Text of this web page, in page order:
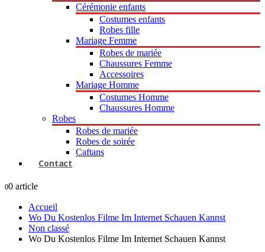
Cérémonie enfants
Costumes enfants
Robes fille
Mariage Femme
Robes de mariée
Chaussures Femme
Accessoires
Mariage Homme
Costumes Homme
Chaussures Homme
Robes
Robes de mariée
Robes de soirée
Caftans
Contact
00 article
Accueil
Wo Du Kostenlos Filme Im Internet Schauen Kannst
Non classé
Wo Du Kostenlos Filme Im Internet Schauen Kannst